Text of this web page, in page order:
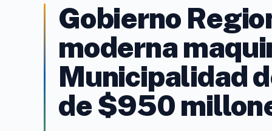
Gobierno
moderna
Municipalidad
de $950